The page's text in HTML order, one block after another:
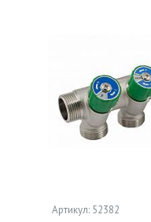
Артикул: 52382